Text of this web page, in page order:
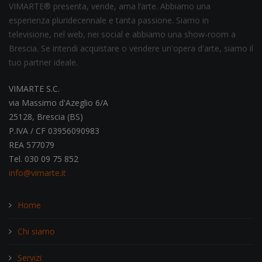
VIMARTE® presenta, vende, ama l’arte. Abbiamo una
esperienza pluridecennale e tanta passione. Siamo in
televisione, nel web, nei social e abbiamo una show-room a
Brescia. Se intendi acquistare o vendere un'opera d'arte, siamo il
tuo partner ideale.
VIMARTE S.C.
via Massimo d'Azeglio 6/A
25128, Brescia (BS)
P.IVA / CF 03956090983
REA 577079
Tel. 030 09 75 852
info@vimarte.it
Home
Chi siamo
Servizi